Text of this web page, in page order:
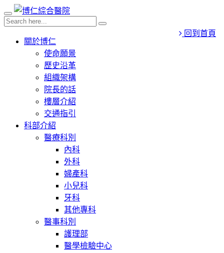
回到首頁
關於博仁
使命願景
歷史沿革
組織架構
院長的話
樓層介紹
交通指引
科部介紹
醫療科別
內科
外科
婦產科
小兒科
牙科
其他專科
醫事科別
護理部
醫學檢驗中心